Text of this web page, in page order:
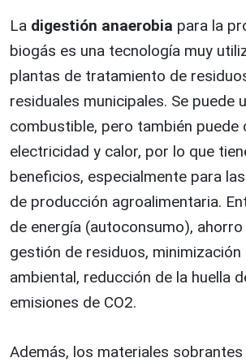
La digestión anaerobia para la
biogás es una tecnología muy
plantas de tratamiento de
residuales municipales. Se puede
combustible, pero también puede
electricidad y calor, por lo que
beneficios, especialmente para
de producción agroalimentaria.
de energía (autoconsumo),
gestión de residuos,
ambiental, reducción de la huella
emisiones de CO2.
Además, los materiales sobrantes